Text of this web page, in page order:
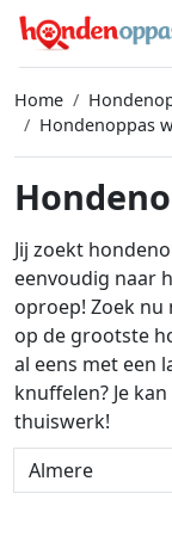
Home
Hondenoppas
Jij zoekt
eenvoudig naar
oproep! Zoek
op de grootste
al eens met een
knuffelen? Je
thuiswerk!